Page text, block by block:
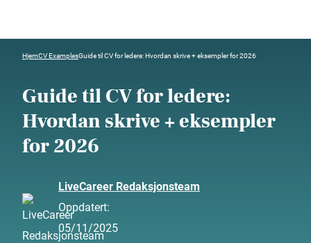
HjemCV ExamplesGuide til CV for ledere: Hvordan skrive + eksempler for 2026
Guide til CV for ledere:
Hvordan skrive + eksempler
for 2026
LiveCareer Redaksjonsteam
Oppdatert:
05/11/2025